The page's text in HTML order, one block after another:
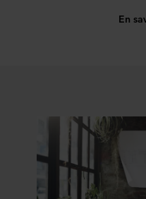
connaître notre
En